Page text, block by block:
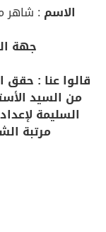
الاسم : شاهر
جهة
قالوا عنا : حقق
من السيد
السليمة
مرتبة